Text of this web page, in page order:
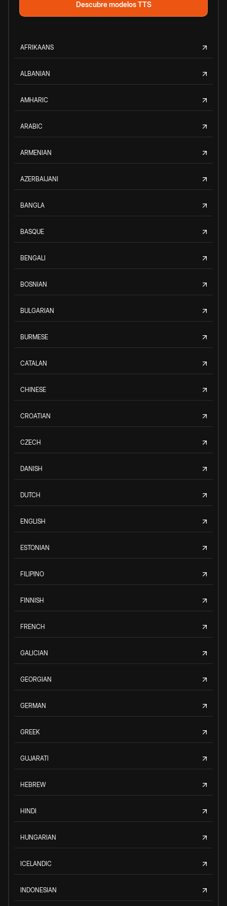
Descubre modelos TTS
AFRIKAANS
ALBANIAN
AMHARIC
ARABIC
ARMENIAN
AZERBAIJANI
BANGLA
BASQUE
BENGALI
BOSNIAN
BULGARIAN
BURMESE
CATALAN
CHINESE
CROATIAN
CZECH
DANISH
DUTCH
ENGLISH
ESTONIAN
FILIPINO
FINNISH
FRENCH
GALICIAN
GEORGIAN
GERMAN
GREEK
GUJARATI
HEBREW
HINDI
HUNGARIAN
ICELANDIC
INDONESIAN